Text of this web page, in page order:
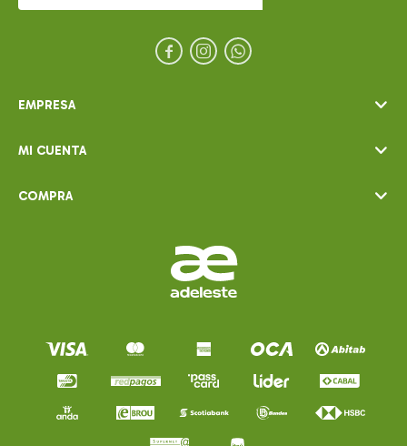
EMPRESA
MI CUENTA
COMPRA
  